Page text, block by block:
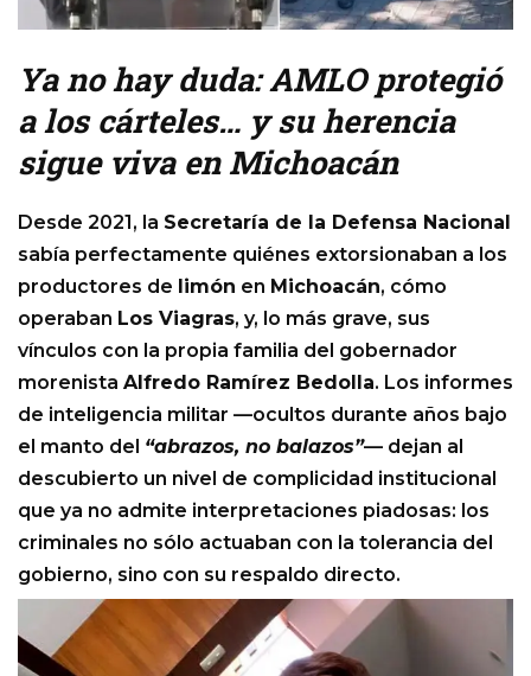
Ya no hay duda: AMLO protegió
a los cárteles… y su herencia
sigue viva en Michoacán
Desde 2021, la Secretaría de la Defensa Nacional
sabía perfectamente quiénes extorsionaban a los
productores de limón en Michoacán, cómo
operaban Los Viagras, y, lo más grave, sus
vínculos con la propia familia del gobernador
morenista Alfredo Ramírez Bedolla. Los informes
de inteligencia militar —ocultos durante años bajo
el manto del “abrazos, no balazos”— dejan al
descubierto un nivel de complicidad institucional
que ya no admite interpretaciones piadosas: los
criminales no sólo actuaban con la tolerancia del
gobierno, sino con su respaldo directo.